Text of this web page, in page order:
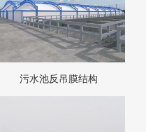
污水池反吊膜结构